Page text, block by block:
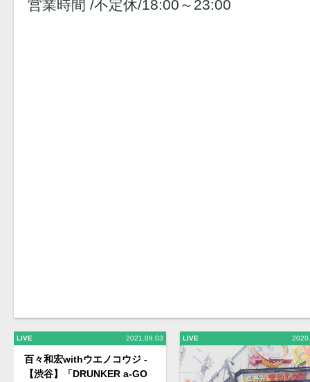
営業時間 /不定休/18:00～23:00
LIVE 2021.09.03
百々和宏withウエノコウジ -
【渋谷】「DRUNKER a-GO
LIVE